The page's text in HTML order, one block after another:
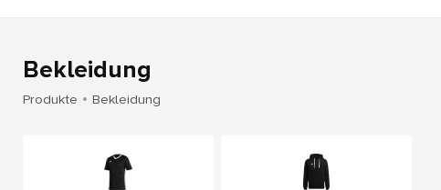
Bekleidung
Produkte Bekleidung